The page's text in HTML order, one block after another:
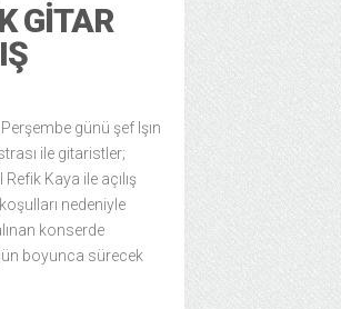
GITAR
günü şef Işın
ile gitaristler;
Kaya ile açılış
nedeniyle
konserde
boyunca sürecek